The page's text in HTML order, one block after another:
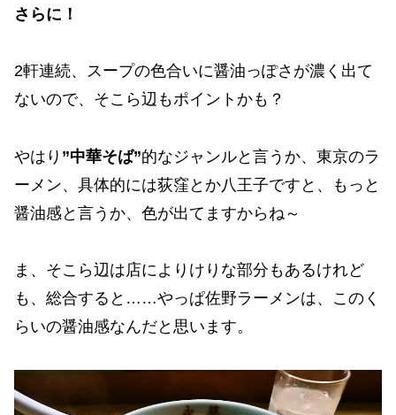
さらに！
2軒連続、スープの色合いに醤油っぽさが濃く出て
ないので、そこら辺もポイントかも？
やはり ”中華そば”的なジャンルと言うか、東京のラ
ーメン、具体的には荻窪とか八王子ですと、もっと
醤油感と言うか、色が出てますからね～
ま、そこら辺は店によりけりな部分もあるけれど
も、総合すると……やっぱ佐野ラーメンは、このく
らいの醤油感なんだと思います。